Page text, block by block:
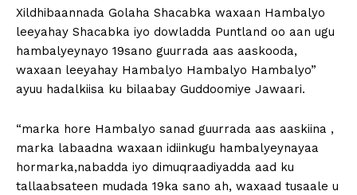
Xildhibaannada Golaha Shacabka waxaan Hambalyo
leeyahay Shacabka iyo dowladda Puntland oo aan ugu
hambalyeynayo 19sano guurrada aas aaskooda,
waxaan leeyahay Hambalyo Hambalyo Hambalyo”
ayuu hadalkiisa ku bilaabay Guddoomiye Jawaari.
“marka hore Hambalyo sanad guurrada aas aaskiina ,
marka labaadna waxaan idiinkugu hambalyeynayaa
hormarka,nabadda iyo dimuqraadiyadda aad ku
tallaabsateen mudada 19ka sano ah, waxaad tusaale u